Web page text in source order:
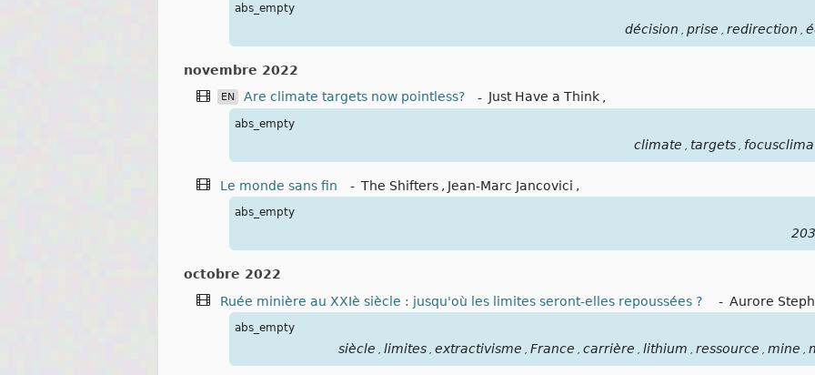
abs_empty
décision prise redirection
novembre 2022
EN Are climate targets now pointless? - Just Have a Think ,
abs_empty
climate , targets ,
Le monde sans fin - The Shifters , Jean-Marc Jancovici ,
abs_empty
octobre 2022
Ruée minière au XXIè siècle : jusqu'où les limites seront-elles repoussées ?
- Aurore
abs_empty
siècle limites extractivisme France carrière lithium ressource mine